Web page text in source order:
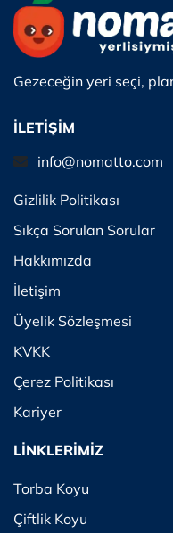
Gezeceğin yeri seçi,
İLETİŞİM
info@nomatto.com
Gizlilik Politikası
Sıkça Sorulan Sorular
Hakkımızda
İletişim
Üyelik Sözleşmesi
KVKK
Çerez Politikası
Kariyer
LİNKLERİMİZ
Torba Koyu
Çiftlik Koyu